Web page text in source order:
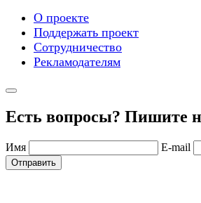
О проекте
Поддержать проект
Сотрудничество
Рекламодателям
Есть вопросы? Пишите
Имя E-mail